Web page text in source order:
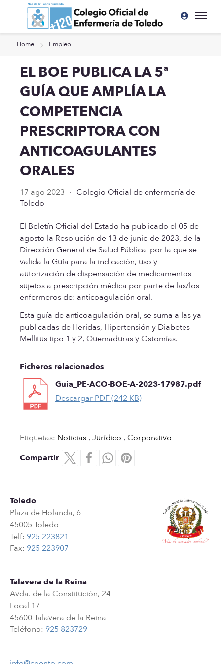
Ir a contenido principal
Home Empleo
EL BOE PUBLICA LA 5ª
GUÍA QUE AMPLÍA LA
COMPETENCIA
PRESCRIPTORA CON
ANTICOAGULANTES
ORALES
17 ago 2023 · Colegio Oficial de enfermería de
Toledo
El Boletín Oficial del Estado ha publicado el 05 de
agosto la Resolución de 13 de junio de 2023, de la
Dirección General de Salud Pública, por la que se
valida la Guía para la indicación, uso y
autorización de dispensación de medicamentos
sujetos a prescripción médica por parte de las/los
enfermeros de: anticoagulación oral.
Esta guía de anticoagulación oral, se suma a las ya
publicadas de Heridas, Hipertensión y Diabetes
Mellitus tipo 1 y 2, Quemaduras y Ostomías.
Ficheros relacionados
Guia_PE-ACO-BOE-A-2023-17987.pdf
Descargar PDF (242 KB)
Etiquetas: Noticias , Jurídico , Corporativo
Compartir
Toledo
Plaza de Holanda, 6
45005 Toledo
Telf: 925 223821
Fax: 925 223907
Talavera de la Reina
Avda. de la Constitución, 24
Local 17
45600 Talavera de la Reina
Teléfono: 925 823729